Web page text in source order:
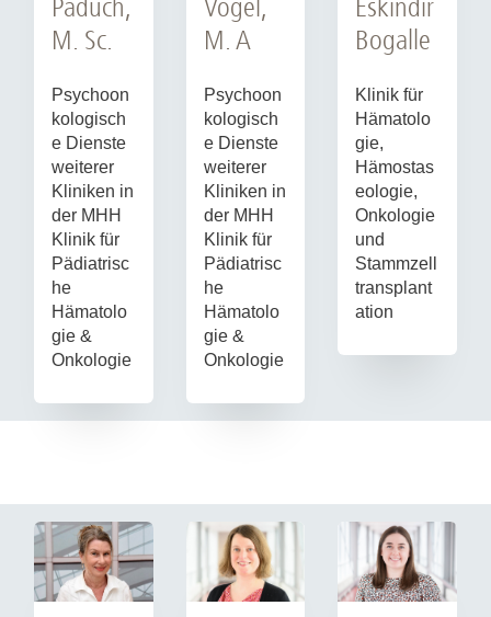
Paduch,
M. Sc.
Psychoon
kologisch
e Dienste
weiterer
Kliniken in
der MHH
Klinik für
Pädiatrisc
he
Hämatolo
gie &
Onkologie
Vogel,
M. A
Psychoon
kologisch
e Dienste
weiterer
Kliniken in
der MHH
Klinik für
Pädiatrisc
he
Hämatolo
gie &
Onkologie
Eskindir
Bogalle
Klinik für
Hämatolo
gie,
Hämostas
eologie,
Onkologie
und
Stammzell
transplant
ation